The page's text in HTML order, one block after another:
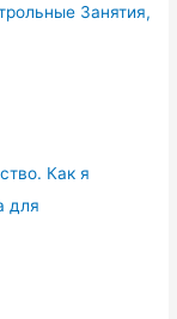
Занятия,
Как я
для